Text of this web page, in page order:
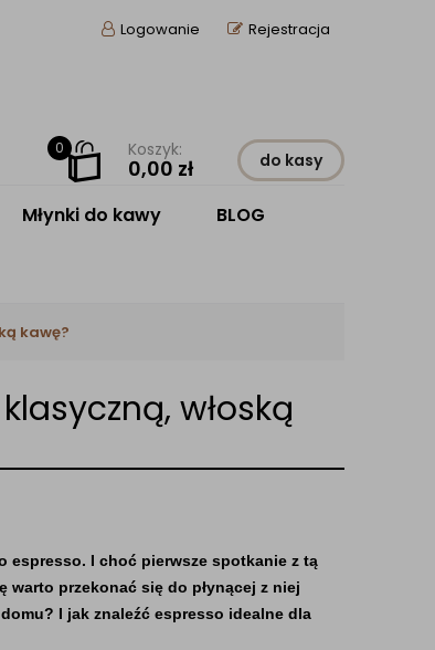
Logowanie Rejestracja
0 Koszyk:
0,00 zł do kasy
Młynki do kawy BLOG
kawę?
włoską
espresso. I choć pierwsze spotkanie z tą
warto przekonać się do płynącej z niej
I jak znaleźć espresso idealne dla